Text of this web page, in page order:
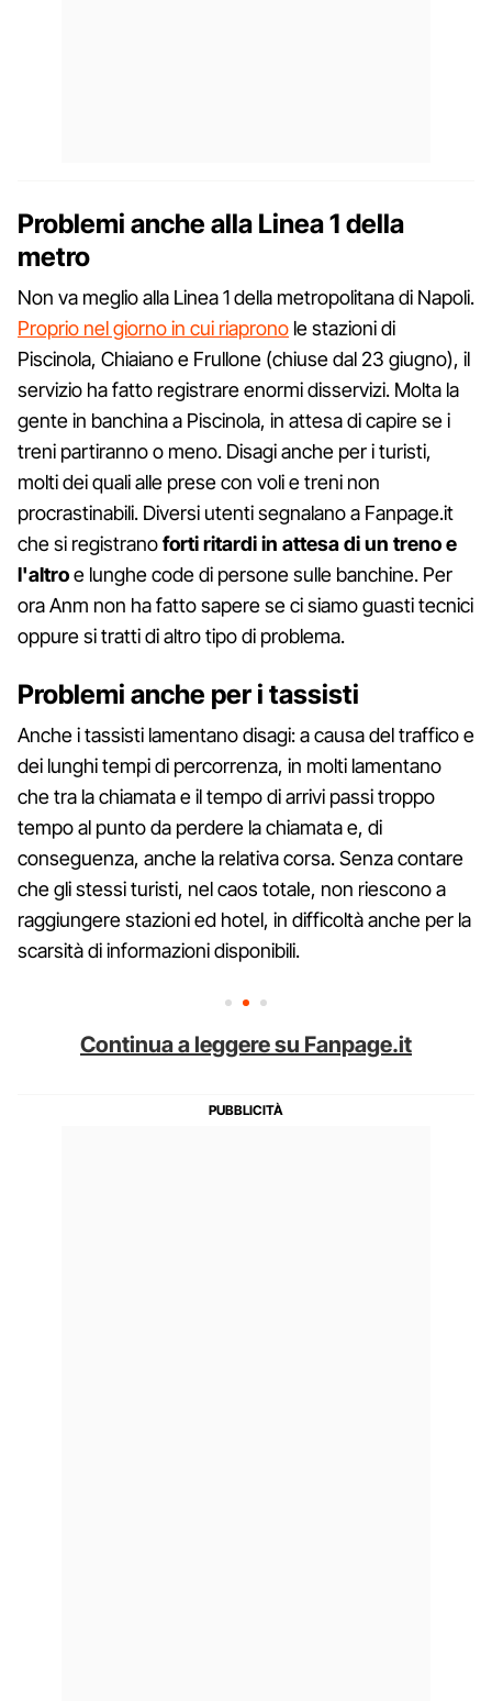
Problemi anche alla Linea 1 della
metro
Non va meglio alla Linea 1 della metropolitana di Napoli.
Proprio nel giorno in cui riaprono le stazioni di
Piscinola, Chiaiano e Frullone (chiuse dal 23 giugno), il
servizio ha fatto registrare enormi disservizi. Molta la
gente in banchina a Piscinola, in attesa di capire se i
treni partiranno o meno. Disagi anche per i turisti,
molti dei quali alle prese con voli e treni non
procrastinabili. Diversi utenti segnalano a Fanpage.it
che si registranoforti ritardi in attesa di un treno e
l'altroe lunghe code di persone sulle banchine. Per
ora Anm non ha fatto sapere se ci siamo guasti tecnici
oppure si tratti di altro tipo di problema.
Problemi anche per i tassisti
Anche i tassisti lamentano disagi: a causa del traffico e
dei lunghi tempi di percorrenza, in molti lamentano
che tra la chiamata e il tempo di arrivi passi troppo
tempo al punto da perdere la chiamata e, di
conseguenza, anche la relativa corsa. Senza contare
che gli stessi turisti, nel caos totale, non riescono a
raggiungere stazioni ed hotel, in difficoltà anche per la
scarsità di informazioni disponibili.
Continua a leggere su Fanpage.it